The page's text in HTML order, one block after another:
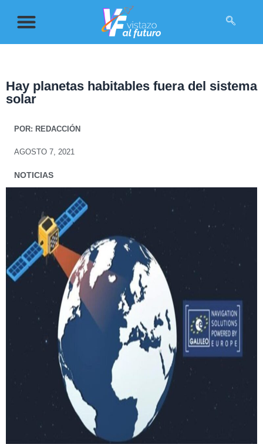
Hay planetas habitables fuera del sistema
solar
POR: REDACCIÓN
AGOSTO 7, 2021
NOTICIAS